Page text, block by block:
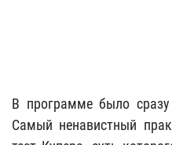
В программе было
Самый ненавистный